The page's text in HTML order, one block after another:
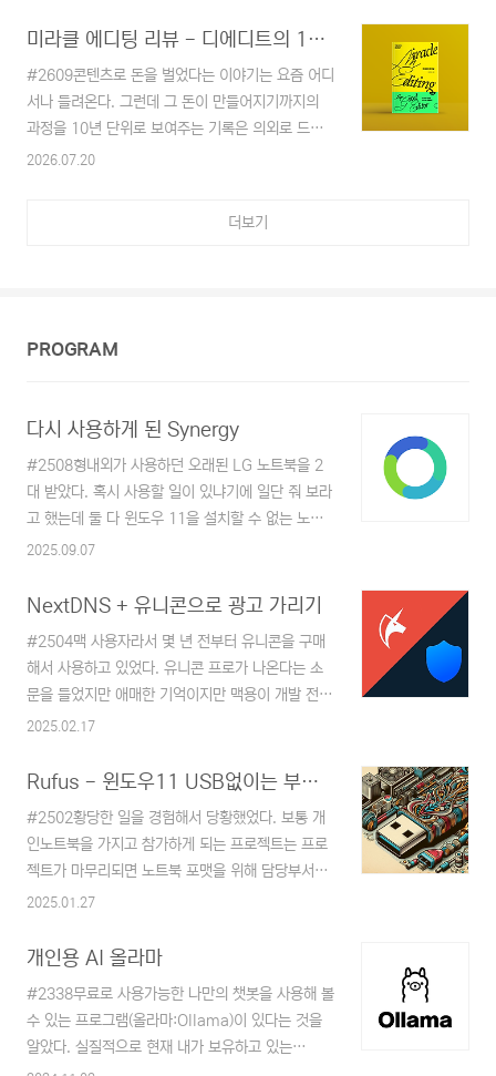
롬프트 모음집인 줄 알았지만, 사실 AI를 활용한 퇴
고 가이드솔직히 제목만 보고는 프롬프트
(prompt)..
조적 변화를 이끄는 힘으로 다시 정의하자고 제안하
고, 사회 담론 서라기엔 실전 투자 이야기가 많다.
이게 투자서 인가 사회비평서인가? 읽는 내내 두 얼
굴이 번갈아 나오는, 요즘 서점에서 보기 드문 조합
의 책인 것 같다.지금은 모르겠지만, 출간 당시 한때
다. 그때는 크게 관심이 없었는데, 대충 5년 정도 밑
미라클 에디팅 리뷰 - 디에디트의 10년 생존기
#2609콘텐츠로 돈을 벌었다는 이야기는 요즘 어디
서나 들려온다. 그런데 그 돈이 만들어지기까지의
과정을 10년 단위로 보여주는 기록은 의외로 드물
지 않나 싶다. 『미라클 에디팅』은 그 드문 기록 중
왔고, 아직 읽고 있는 중이다. 결론을 미리 조금만
처럼 블로그를 쓰면서도 내 취향이 남이 봐줄 만한
하던 팀이 130만 구독 매거진이 되기까지저자는 디
2026.07.20
더보기
PROGRAM
다시 사용하게 된 Synergy
#2508형내외가 사용하던 오래된 LG 노트북을 2
대 받았다. 혹시 사용할 일이 있냐기에 일단 줘 보라
고 했는데 둘 다 윈도우 11을 설치할 수 없는 노트
북이었다. 당연히 업무용으로는 사용이 불가하고...
가 없었다.프로젝트에 가지고 다니던 노트북이 없을
능한 업무들이 있을 때면 VMware를 사용하곤 했
는데 아무래도 가상머신이다 보니 제약이 있기도 해
서 불편했던 적이 꽤 있었다. 꼭 필요하진 않지만,
있으면 좋은 그런 수준이라서 새로 노트북을 구매하
요긴하게 사용할 수 있겠다 싶었다.노트북은 각각
i5, i7였다. SSD를 분해해서 따로 사용해 볼까 했
는데 i5는 ..
2025.09.07
NextDNS + 유니콘으로 광고 가리기
#2504맥 사용자라서 몇 년 전부터 유니콘을 구매
해서 사용하고 있었다. 유니콘 프로가 나온다는 소
문을 들었지만 애매한 기억이지만 맥용이 개발 전이
었던 것으로 기억한다. 그래서 잊고 있다 최근 우연
대도 나쁘지 않고 평생권을 구매하려다 돈 쓰기 전
고 차단은 잘 해준다. 이것저것 설정하는 게 귀찮다
면 추천한다는 내용과 느려지거나 접근 차단으로 뭔
가 문제가 있다던가 약간 잡음이 눈에 들어왔다. 이
거 아직은 구매할 때가 아닌가 싶어 다른 방법들을
광고는 막아준다는 것을 알게 되었다.우선 결론부터
밝히자면 무료 범위로 사용해도 충분할 것 같다.설
정 참고는 다음 사..
2025.02.17
Rufus - 윈도우11 USB없이는 부팅이 되지 않을때
#2502황당한 일을 경험해서 당황했었다. 보통 개
인노트북을 가지고 참가하게 되는 프로젝트는 프로
젝트가 마무리되면 노트북 포맷을 위해 담당부서에
넘기고 담당자들이 포맷한 이후에 되돌려 받게 된
절차를 밟고 노트북을 가지고 돌아왔다. 그대로 방
언제나처럼 USB로 설치를 진행했는데 어디서 꼬인
건지 USB 없이는 부팅이 되지 않고 바로 BIOS로
넘어가 버리는 거였다.계속해서 시도를 하며 몇 번
2025.01.27
개인용 AI 올라마
#2338무료로 사용가능한 나만의 챗봇을 사용해 볼
수 있는 프로그램(올라마:Ollama)이 있다는 것을
알았다. 실질적으로 현재 내가 보유하고 있는